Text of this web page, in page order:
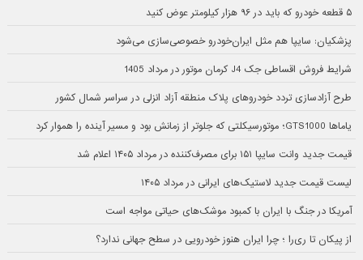
۵ قطعه خودرو که باید در ۹۶ هزار کیلومتر عوض کنید
پزشکیان: سایپا هم مثل ایران‌خودرو خصوصی‌سازی می‌شود
شرایط فروش اقساطی جک J4 کرمان موتور در مرداد 1405
طرح آزادسازی تردد خودروهای پلاک منطقه آزاد انزلی در سراسر شمال کشور
یاماها GTS1000؛ موتورسیکلتی که جلوتر از زمانش بود و مسیر آینده را هموار کرد
قیمت جدید وانت سایپا ۱۵۱ برای مصرف‌کننده در مرداد ۱۴۰۵ اعلام شد
لیست قیمت جدید لاستیک‌های ایرانی در مرداد ۱۴۰۵
آمریکا در جنگ با ایران با کمبود موشک‌های حیاتی مواجه است
از پیکان تا ری‌را ؛ چرا ایران هنوز خودرویی در سطح جهانی ندارد؟